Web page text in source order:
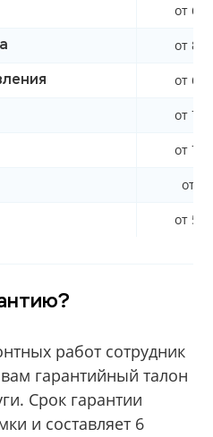
от
от
от
от
от
от 0
от
работ сотрудник
гарантийный талон
Срок гарантии
и составляет 6